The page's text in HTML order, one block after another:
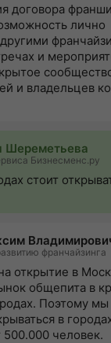
договора
лично
и
и владельцев
Шереметьева
Бизнесменс.ру
стоит
франчайзинга
открытие в
общепита в
Поэтому мы
в
человек.